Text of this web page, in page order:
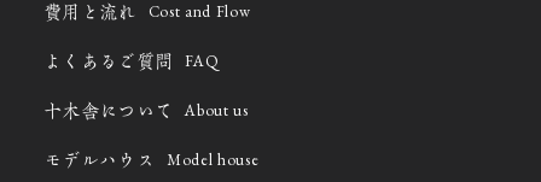
費用と流れ Cost and Flow
よくあるご質問 FAQ
十木舎について About us
モデルハウス Model house